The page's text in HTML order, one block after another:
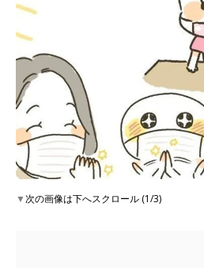
▼次の画像は下へスクロール (1/3)